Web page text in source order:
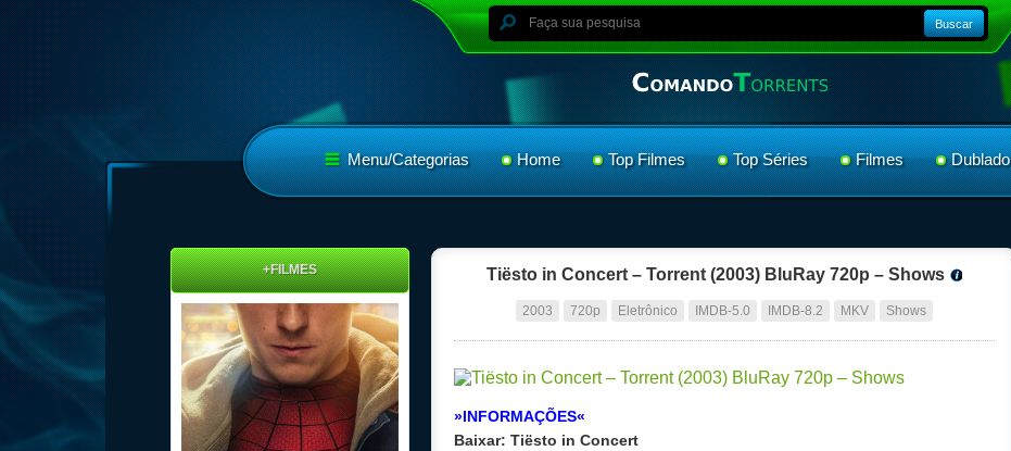
Buscar
Menu/Categorias Home Top Filmes Top Séries Filmes Dublado
Tiësto in Concert – Torrent (2003) BluRay 720p – Shows
2003 720p Eletrônico IMDB-5.0 IMDB-8.2 MKV Shows
»INFORMAÇÕES«
Baixar: Tiësto in Concert
+FILMES